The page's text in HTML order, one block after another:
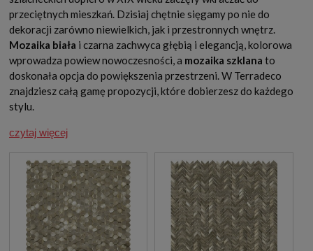
przeciętnych mieszkań. Dzisiaj chętnie sięgamy po nie do
dekoracji zarówno niewielkich, jak i przestronnych wnętrz.
Mozaika biała i czarna zachwyca głębią i elegancją, kolorowa
wprowadza powiew nowoczesności, a mozaika szklana to
doskonała opcja do powiększenia przestrzeni. W Terradeco
znajdziesz całą gamę propozycji, które dobierzesz do każdego
stylu.
czytaj więcej